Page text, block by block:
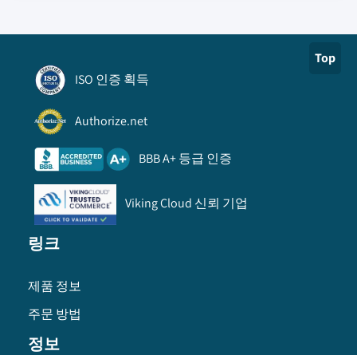
Top
ISO 인증 획득
Authorize.net
BBB A+ 등급 인증
Viking Cloud 신뢰 기업
링크
제품 정보
주문 방법
정보